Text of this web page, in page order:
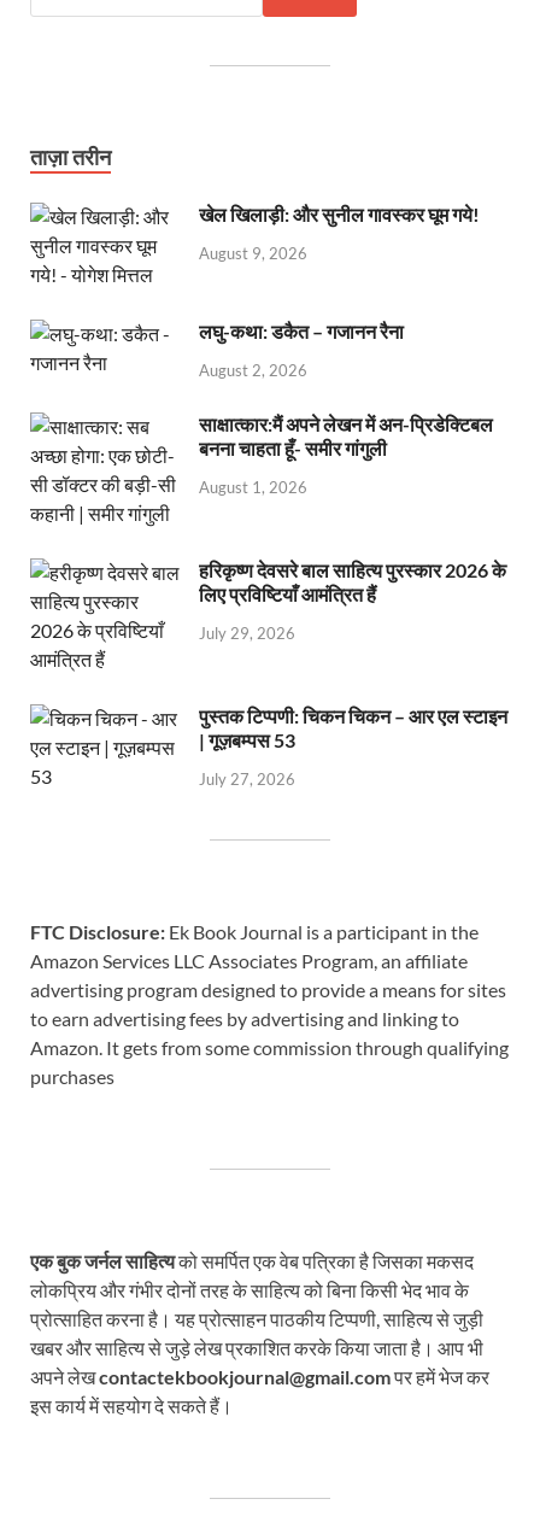
ताज़ा तरीन
खेल खिलाड़ी: और सुनील गावस्कर घूम गये!
August 9, 2026
लघु-कथा: डकैत – गजानन रैना
August 2, 2026
साक्षात्कार:मैं अपने लेखन में अन-प्रिडेक्टिबल
बनना चाहता हूँ- समीर गांगुली
August 1, 2026
हरिकृष्ण देवसरे बाल साहित्य पुरस्कार 2026 के
लिए प्रविष्टियाँ आमंत्रित हैं
July 29, 2026
पुस्तक टिप्पणी: चिकन चिकन – आर एल स्टाइन
| गूज़बम्पस 53
July 27, 2026
FTC Disclosure: Ek Book Journal is a participant in the
Amazon Services LLC Associates Program, an affiliate
advertising program designed to provide a means for sites
to earn advertising fees by advertising and linking to
Amazon. It gets from some commission through qualifying
purchases
एक बुक जर्नल साहित्यको समर्पित एक वेब पत्रिका है जिसका मकसद
लोकप्रिय और गंभीर दोनों तरह के साहित्य को बिना किसी भेद भाव के
प्रोत्साहित करना है। यह प्रोत्साहन पाठकीय टिप्पणी, साहित्य से जुड़ी
खबर और साहित्य से जुड़े लेख प्रकाशित करके किया जाता है। आप भी
अपने लेखcontactekbookjournal@gmail.comपर हमें भेज कर
इस कार्य में सहयोग दे सकते हैं।